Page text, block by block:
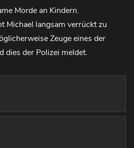
Morde an Kindern.
Michael langsam verrückt zu
Zeuge eines der
dies der Polizei meldet.